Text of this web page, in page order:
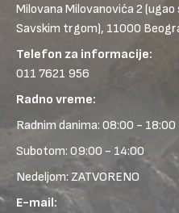
Milovana Milovanovića 2 (ugao
Savskim trgom), 11000
Telefon za informacije:
011 7621 956
Radno vreme:
Radnim danima: 08:00 - 18:00
Subotom: 09:00 - 14:00
Nedeljom: ZATVORENO
E-mail: